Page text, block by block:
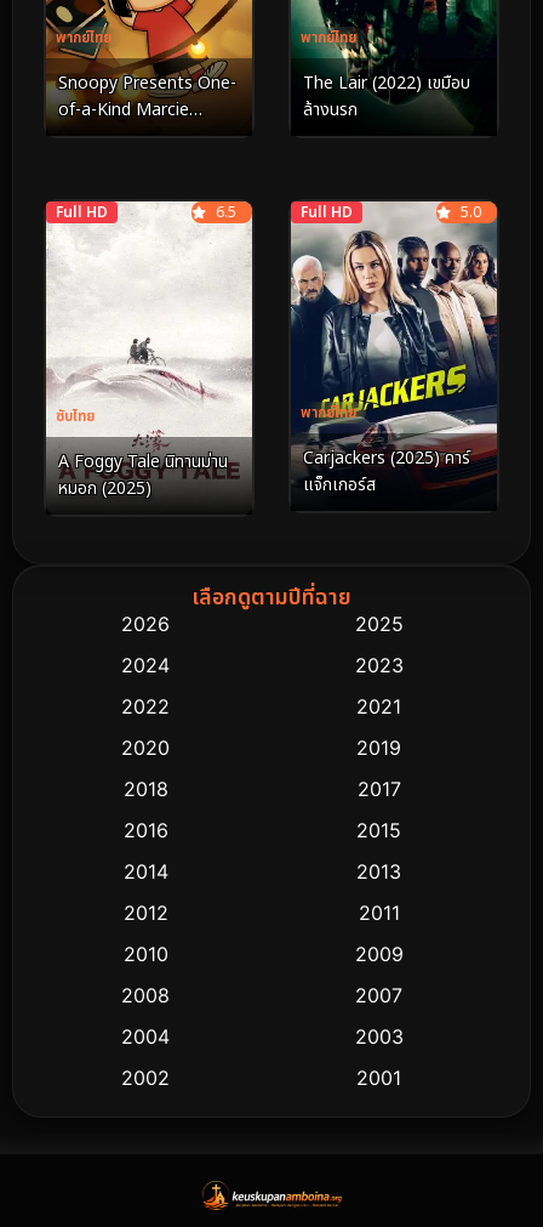
พากย์ไทย
Snoopy Presents One-
of-a-Kind Marcie
(2023)
พากย์ไทย
The Lair (2022) เขมือบ
ล้างนรก
Full HD
ซับไทย
6.5
A Foggy Tale นิทานม่าน
หมอก (2025)
Full HD
พากย์ไทย
5.0
Carjackers (2025) คาร์
แจ็กเกอร์ส
เลือกดูตามปีที่ฉาย
2026
2025
2024
2023
2022
2021
2020
2019
2018
2017
2016
2015
2014
2013
2012
2011
2010
2009
2008
2007
2004
2003
2002
2001
2000
1997